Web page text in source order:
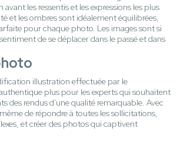
les ressentis et les expressions les plus
et les ombres sont idéalement équilibrées,
pour chaque photo. Les images sont si
de se déplacer dans le passé et dans
illustration effectuée par le
plus pour les experts qui souhaitent
des rendus d'une qualité remarquable. Avec
de répondre à toutes les sollicitations,
et créer des photos qui captivent